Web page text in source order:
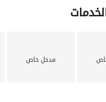
مدخل خاص